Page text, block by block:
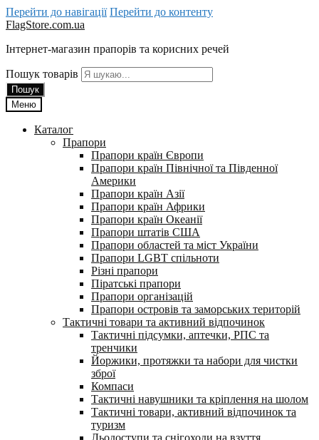
Перейти до навігації Перейти до контенту
FlagStore.com.ua
Інтернет-магазин прапорів та корисних речей
Пошук товарів
Пошук
Меню
Каталог
Прапори
Прапори країн Європи
Прапори країн Північної та Південної
Америки
Прапори країн Азії
Прапори країн Африки
Прапори країн Океанії
Прапори штатів США
Прапори областей та міст України
Прапори LGBT спільноти
Різні прапори
Піратські прапори
Прапори організацій
Прапори островів та заморських територій
Тактичні товари та активний відпочинок
Тактичні підсумки, аптечки, РПС та
тренчики
Йоржики, протяжки та набори для чистки
зброї
Компаси
Тактичні навушники та кріплення на шолом
Тактичні товари, активний відпочинок та
туризм
Льодоступи та снігоходи на взуття